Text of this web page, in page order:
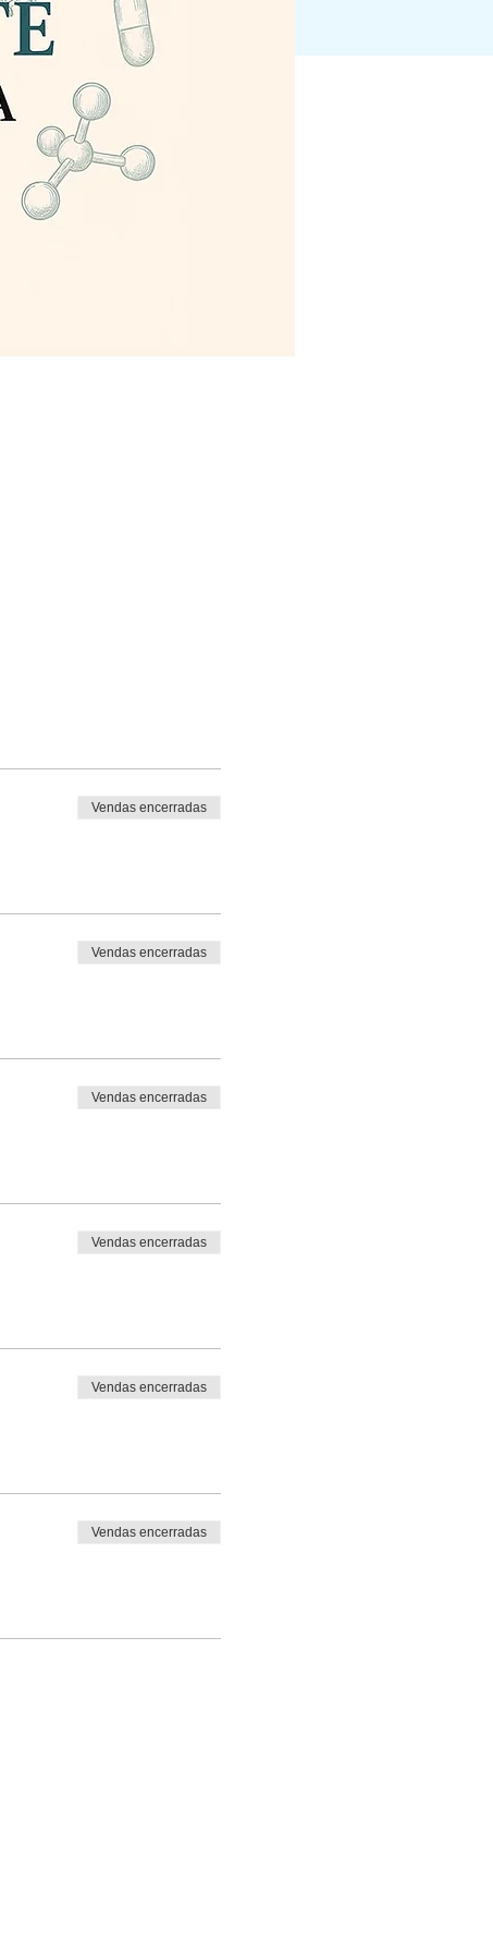
Vendas encerradas
Vendas encerradas
Vendas encerradas
Vendas encerradas
Vendas encerradas
Vendas encerradas